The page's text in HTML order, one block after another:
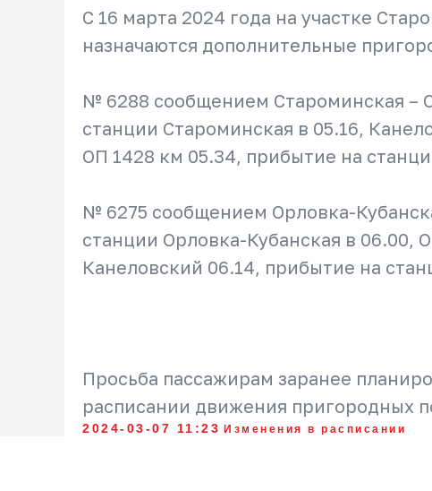
С 16 марта 2024 года на участке
назначаются дополнительные
№ 6288 сообщением Староминская –
станции Староминская в 05.16,
ОП 1428 км 05.34, прибытие на
№ 6275 сообщением Орловка-
станции Орловка-Кубанская в 06.00,
Канеловский 06.14, прибытие на
Просьба пассажирам заранее
расписании движения пригородных
2024-03-07 11:23 Изменения в расписании
АО «Кубань Экспресс-Пригород»